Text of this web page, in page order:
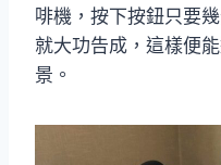
啡機，按下按鈕只要
就大功告成，這樣便
景。